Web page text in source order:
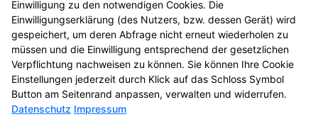
Mo, Di, Do, Fr: 08:30-13:00 und 14:30-18:30
Mi: 08:30-13:00
Sa: 09:00-13:00
Kontakt Impressum
Einwilligung zu den notwendigen Cookies. Die
Einwilligungserklärung (des Nutzers, bzw. dessen Gerät) wird
gespeichert, um deren Abfrage nicht erneut wiederholen zu
müssen und die Einwilligung entsprechend der gesetzlichen
Verpflichtung nachweisen zu können. Sie können Ihre Cookie
Einstellungen jederzeit durch Klick auf das Schloss Symbol
Button am Seitenrand anpassen, verwalten und widerrufen.
Datenschutz Impressum